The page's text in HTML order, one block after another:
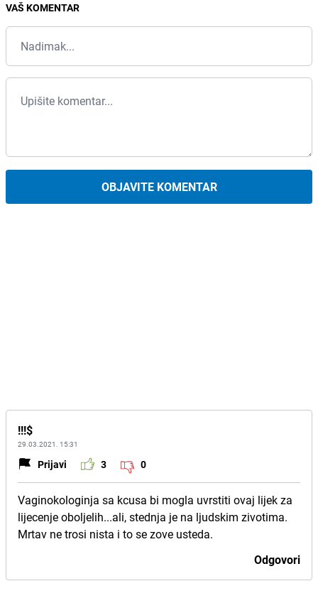
VAŠ KOMENTAR
OBJAVITE KOMENTAR
!!!$
29.03.2021. 15:31
Prijavi 3 0
Vaginokologinja sa kcusa bi mogla uvrstiti ovaj lijek za
lijecenje oboljelih...ali, stednja je na ljudskim zivotima.
Mrtav ne trosi nista i to se zove usteda.
Odgovori